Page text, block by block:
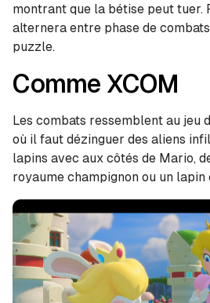
montrant que la bétise peut tuer.
alternera entre phase de
puzzle.
Comme XCOM
Les combats ressemblent au jeu
où il faut dézinguer des aliens
lapins avec aux côtés de Mario,
royaume champignon ou un lapin